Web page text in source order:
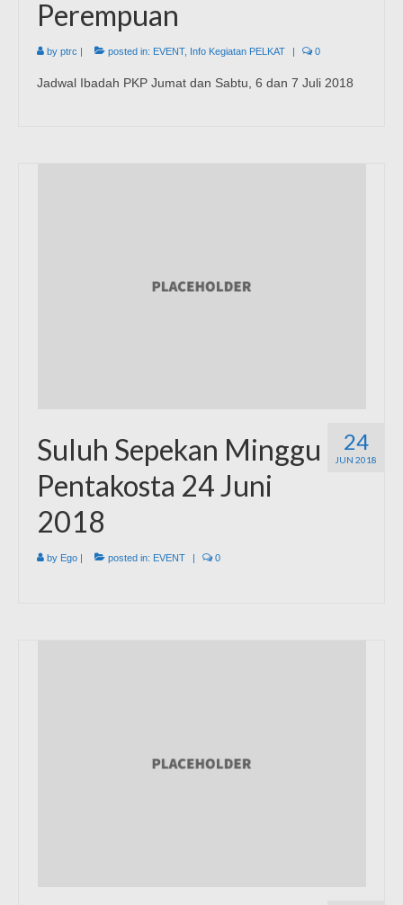
Perempuan
by ptrc | posted in: EVENT, Info Kegiatan PELKAT | 0
Jadwal Ibadah PKP Jumat dan Sabtu, 6 dan 7 Juli 2018
24
JUN 2018
Suluh Sepekan Minggu
Pentakosta 24 Juni
2018
by Ego posted in: EVENT 0